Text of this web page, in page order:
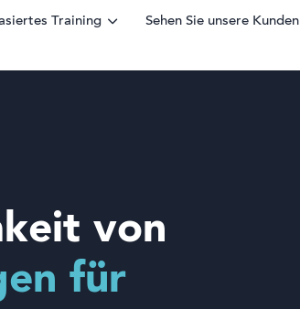
Training Sehen Sie unsere Kunden
von
für